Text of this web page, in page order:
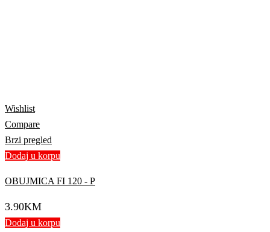
Wishlist
Compare
Brzi pregled
Dodaj u korpu
OBUJMICA FI 120 - P
3.90KM
Dodaj u korpu